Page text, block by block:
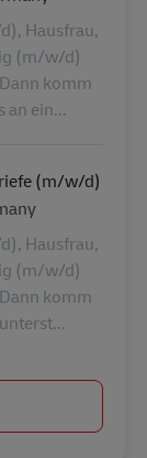
Hausfrau,
(m/w/d)
komm
an ein...
(m/w/d)
Hausfrau,
(m/w/d)
komm